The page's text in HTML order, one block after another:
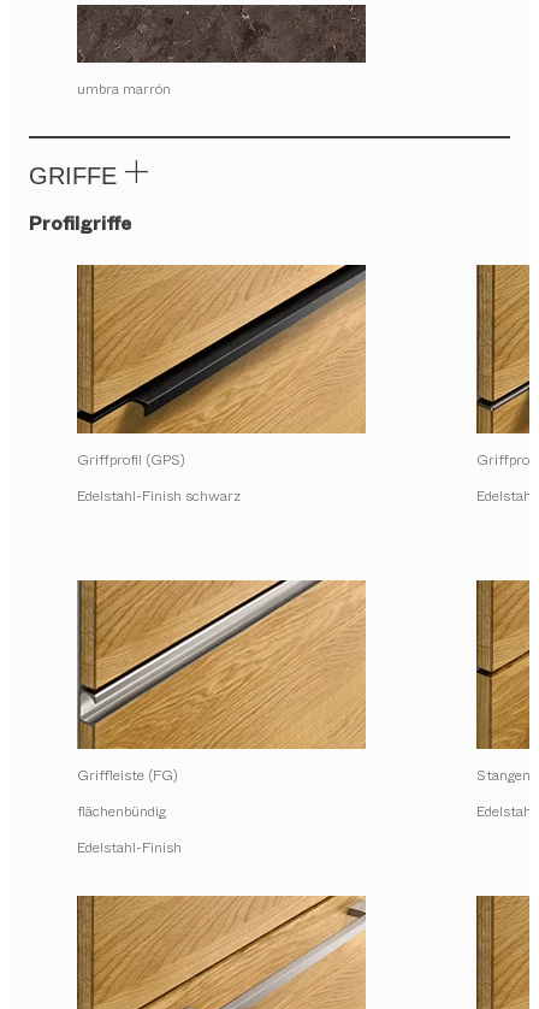
umbra marrón
GRIFFE
Profilgriffe
Griffprofil (GPS)
Edelstahl-Finish schwarz
Griffleiste (FG)
flächenbündig
Edelstahl-Finish